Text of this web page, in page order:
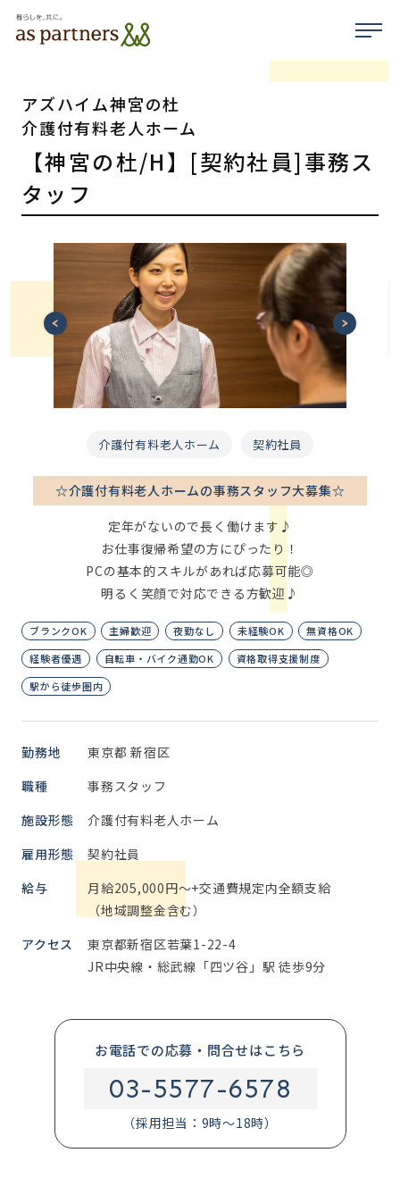
アズハイム神宮の杜
介護付有料老人ホーム
【神宮の杜/H】[契約社員]事務ス
タッフ
介護付有料老人ホーム 契約社員
☆介護付有料老人ホームの事務スタッフ大募集☆
定年がないので長く働けます♪
お仕事復帰希望の方にぴったり！
PCの基本的スキルがあれば応募可能◎
明るく笑顔で対応できる方歓迎♪
ブランクOK 主婦歓迎 夜勤なし 未経験OK
無資格OK
経験者優遇
自転車・バイク通勤OK
資格取得支援制度
駅から徒歩圏内
勤務地
東京都 新宿区
職種
事務スタッフ
施設形態
介護付有料老人ホーム
雇用形態
契約社員
給与
月給205,000円～+交通費規定内全額支給
（地域調整金含む）
アクセス
東京都新宿区若葉1-22-4
JR中央線・総武線「四ツ谷」駅 徒歩9分
お電話での応募・問合せはこちら
03-5577-6578
（採用担当：9時～18時）